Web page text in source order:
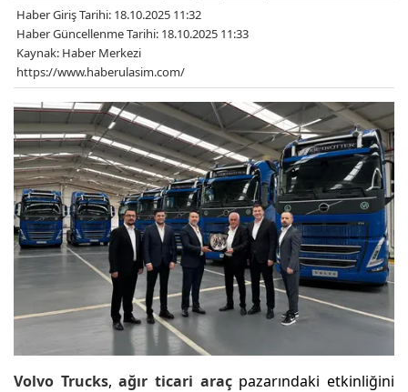
Haber Giriş Tarihi: 18.10.2025 11:32
Haber Güncellenme Tarihi: 18.10.2025 11:33
Kaynak: Haber Merkezi
https://www.haberulasim.com/
Volvo Trucks,ağır ticari araçpazarındaki etkinliğini